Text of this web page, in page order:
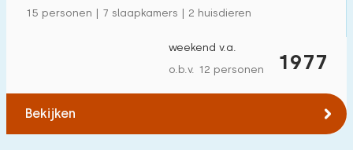
15 personen | 7 slaapkamers | 2 huisdieren
1977
weekend v.a.
o.b.v. 12 personen
Bekijken